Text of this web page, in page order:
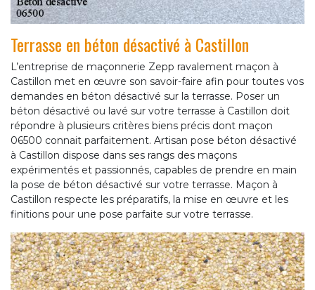
Terrasse en béton désactivé à Castillon
L’entreprise de maçonnerie Zepp ravalement maçon à
Castillon met en œuvre son savoir-faire afin pour toutes vos
demandes en béton désactivé sur la terrasse. Poser un
béton désactivé ou lavé sur votre terrasse à Castillon doit
répondre à plusieurs critères biens précis dont maçon
06500 connait parfaitement. Artisan pose béton désactivé
à Castillon dispose dans ses rangs des maçons
expérimentés et passionnés, capables de prendre en main
la pose de béton désactivé sur votre terrasse. Maçon à
Castillon respecte les préparatifs, la mise en œuvre et les
finitions pour une pose parfaite sur votre terrasse.